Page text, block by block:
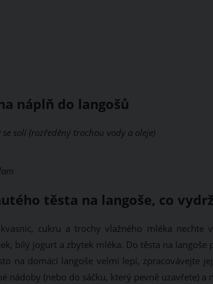
náplň do langošů
se solí (rozředěný trochou vody a oleje)
těsta na langoše, co
cukru a trochy vlažného mléka nechte
bílý jogurt a zbytek mléka. Do těsta na
na domácí langoše velmi lepí, zpracovávejte
nádoby (nebo do sáčku, který pevně uzavřete) a